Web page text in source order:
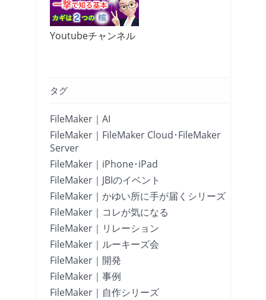
Youtubeチャンネル
タグ
FileMaker｜AI
FileMaker｜FileMaker Cloud･FileMaker
Server
FileMaker｜iPhone･iPad
FileMaker｜JBIのイベント
FileMaker｜かゆい所に手が届くシリーズ
FileMaker｜コレが気になる
FileMaker｜リレーション
FileMaker｜ルーキーズ会
FileMaker｜開発
FileMaker｜事例
FileMaker｜自作シリーズ